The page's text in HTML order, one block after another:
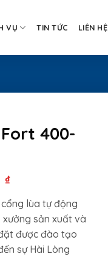
VỤ TIN TỨC LIÊN HỆ
400-
₫.
₫Giá
hiện
tại
là:
19,000,000 ₫.
lùa tự động
sản xuất và
được đào tạo
sự Hài Lòng